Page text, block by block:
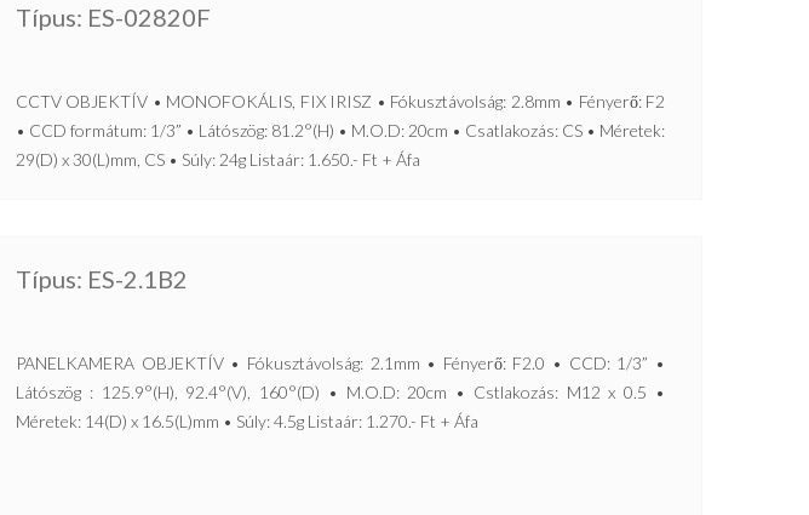
Típus: ES-02820F
CCTV OBJEKTÍV • MONOFOKÁLIS, FIX IRISZ • Fókusztávolság: 2.8mm • Fényerő: F2
• CCD formátum: 1/3” • Látószög: 81.2°(H) • M.O.D: 20cm • Csatlakozás: CS • Méretek:
29(D) x 30(L)mm, CS • Súly: 24g Listaár: 1.650.- Ft + Áfa
Típus: ES-2.1B2
PANELKAMERA OBJEKTÍV • Fókusztávolság: 2.1mm • Fényerő: F2.0 • CCD: 1/3” •
Látószög : 125.9°(H), 92.4°(V), 160°(D) • M.O.D: 20cm • Cstlakozás: M12 x 0.5 •
Méretek: 14(D) x 16.5(L)mm • Súly: 4.5g Listaár: 1.270.- Ft + Áfa